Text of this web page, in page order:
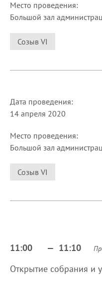
Место проведения:
Большой зал
Созыв VI
Дата проведения:
14 апреля 2020
Место проведения:
Большой зал
Созыв VI
11:00 — 11:10
Открытие собрания и